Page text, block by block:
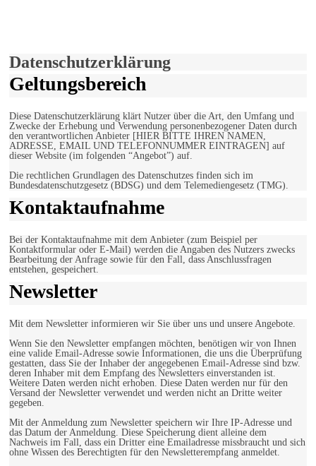
Datenschutzerklärung
Geltungsbereich
Diese Datenschutzerklärung klärt Nutzer über die Art, den Umfang und
Zwecke der Erhebung und Verwendung personenbezogener Daten durch
den verantwortlichen Anbieter [HIER BITTE IHREN NAMEN,
ADRESSE, EMAIL UND TELEFONNUMMER EINTRAGEN] auf
dieser Website (im folgenden “Angebot”) auf.
Die rechtlichen Grundlagen des Datenschutzes finden sich im
Bundesdatenschutzgesetz (BDSG) und dem Telemediengesetz (TMG).
Kontaktaufnahme
Bei der Kontaktaufnahme mit dem Anbieter (zum Beispiel per
Kontaktformular oder E-Mail) werden die Angaben des Nutzers zwecks
Bearbeitung der Anfrage sowie für den Fall, dass Anschlussfragen
entstehen, gespeichert.
Newsletter
Mit dem Newsletter informieren wir Sie über uns und unsere Angebote.
Wenn Sie den Newsletter empfangen möchten, benötigen wir von Ihnen
eine valide Email-Adresse sowie Informationen, die uns die Überprüfung
gestatten, dass Sie der Inhaber der angegebenen Email-Adresse sind bzw.
deren Inhaber mit dem Empfang des Newsletters einverstanden ist.
Weitere Daten werden nicht erhoben. Diese Daten werden nur für den
Versand der Newsletter verwendet und werden nicht an Dritte weiter
gegeben.
Mit der Anmeldung zum Newsletter speichern wir Ihre IP-Adresse und
das Datum der Anmeldung. Diese Speicherung dient alleine dem
Nachweis im Fall, dass ein Dritter eine Emailadresse missbraucht und sich
ohne Wissen des Berechtigten für den Newsletterempfang anmeldet.